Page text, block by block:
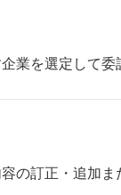
を選定して
の訂正・追加